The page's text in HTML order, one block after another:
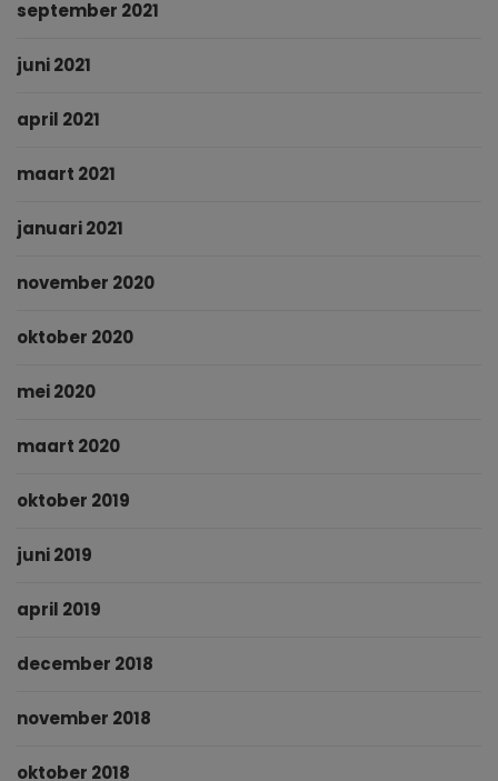
september 2021
juni 2021
april 2021
maart 2021
januari 2021
november 2020
oktober 2020
mei 2020
maart 2020
oktober 2019
juni 2019
april 2019
december 2018
november 2018
oktober 2018